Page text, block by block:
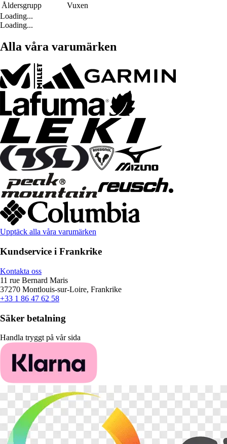
Åldersgrupp
Vuxen
Loading...
Loading...
Alla våra varumärken
Upptäck alla våra varumärken
Kundservice i Frankrike
Kontakta oss
11 rue Bernard Maris
37270 Montlouis-sur-Loire, Frankrike
+33 1 86 47 62 58
Säker betalning
Handla tryggt på vår sida